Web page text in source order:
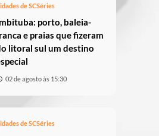
de SCSéries
porto, baleia-
e praias que fizeram
litoral sul um destino
02 de agosto às 15:30
de SCSéries